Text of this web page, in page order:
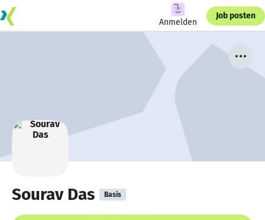
Anmelden
Job posten
Sourav Das Basis